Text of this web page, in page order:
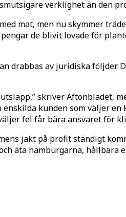
verklighet än den
mat, men nu skymmer
de blivit lovade för
drabbas av juridiska följder.
skriver Aftonbladet,
kunden som väljer
fel får bära ansvaret för
jakt på profit ständigt
äta hamburgarna,